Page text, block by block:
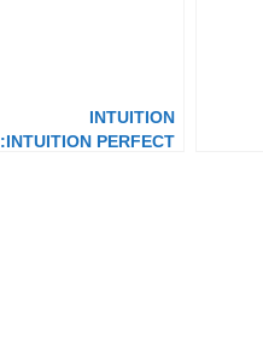
INTUITION
:INTUITION PERFECT